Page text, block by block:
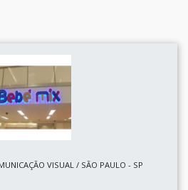
VISUAL / SÃO PAULO - SP